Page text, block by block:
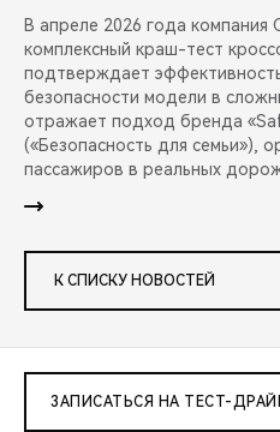
В апреле 2026 года компания
комплексный краш-тест
подтверждает
безопасности модели в
отражает подход бренда
(«Безопасность для семьи»),
пассажиров в реальных
К СПИСКУ НОВОСТЕЙ
ЗАПИСАТЬСЯ НА ТЕСТ-